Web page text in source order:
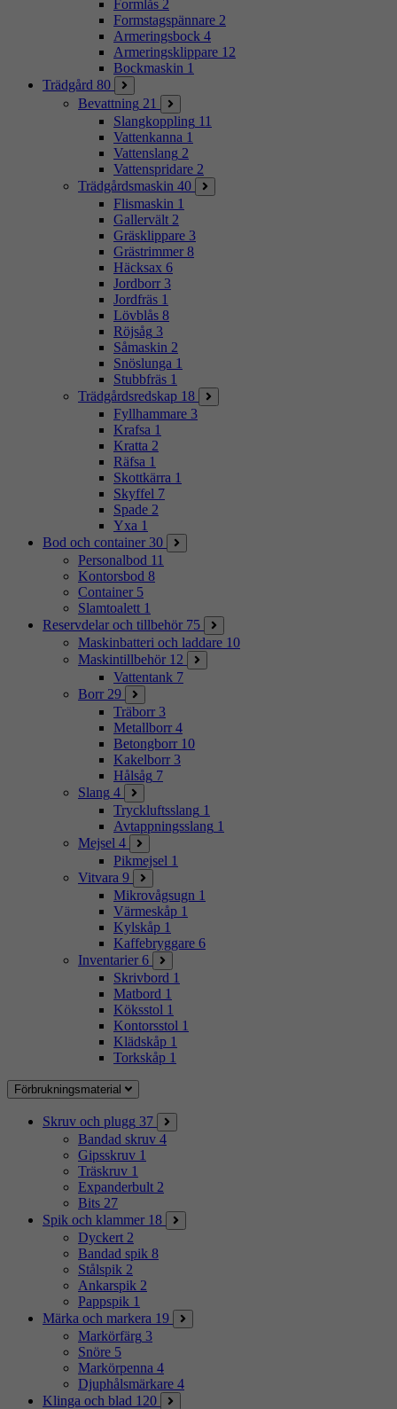
Formlås 2
Formstagspännare 2
Armeringsbock 4
Armeringsklippare 12
Bockmaskin 1
Trädgård 80
Bevattning 21
Slangkoppling 11
Vattenkanna 1
Vattenslang 2
Vattenspridare 2
Trädgårdsmaskin 40
Flismaskin 1
Gallervält 2
Gräsklippare 3
Grästrimmer 8
Häcksax 6
Jordborr 3
Jordfräs 1
Lövblås 8
Röjsåg 3
Såmaskin 2
Snöslunga 1
Stubbfräs 1
Trädgårdsredskap 18
Fyllhammare 3
Krafsa 1
Kratta 2
Räfsa 1
Skottkärra 1
Skyffel 7
Spade 2
Yxa 1
Bod och container 30
Personalbod 11
Kontorsbod 8
Container 5
Slamtoalett 1
Reservdelar och tillbehör 75
Maskinbatteri och laddare 10
Maskintillbehör 12
Vattentank 7
Borr 29
Träborr 3
Metallborr 4
Betongborr 10
Kakelborr 3
Hålsåg 7
Slang 4
Tryckluftsslang 1
Avtappningsslang 1
Mejsel 4
Pikmejsel 1
Vitvara 9
Mikrovågsugn 1
Värmeskåp 1
Kylskåp 1
Kaffebryggare 6
Inventarier 6
Skrivbord 1
Matbord 1
Köksstol 1
Kontorsstol 1
Klädskåp 1
Torkskåp 1
Förbrukningsmaterial
Skruv och plugg 37
Bandad skruv 4
Gipsskruv 1
Träskruv 1
Expanderbult 2
Bits 27
Spik och klammer 18
Dyckert 2
Bandad spik 8
Stålspik 2
Ankarspik 2
Pappspik 1
Märka och markera 19
Markörfärg 3
Snöre 5
Markörpenna 4
Djuphålsmärkare 4
Klinga och blad 120